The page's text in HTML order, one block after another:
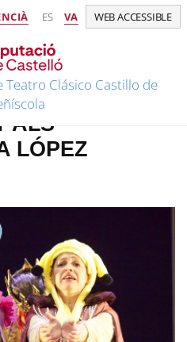
ES VA WEB ACCESSIBLE
ALS
LÓPEZ